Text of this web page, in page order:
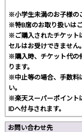
※小学生未満のお子様の
※特B席のお取り扱いは
※ご購入されたチケット
セルはお受けできません。
※購入時、チケット代の
ります。
※中止等の場合、手数料
い。
※楽天スーパーポイント
IDへ付与されます。
お問い合わせ先